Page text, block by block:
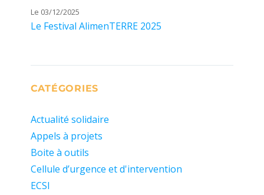
Le 03/12/2025
Le Festival AlimenTERRE 2025
CATÉGORIES
Actualité solidaire
Appels à projets
Boite à outils
Cellule d’urgence et d'intervention
ECSI